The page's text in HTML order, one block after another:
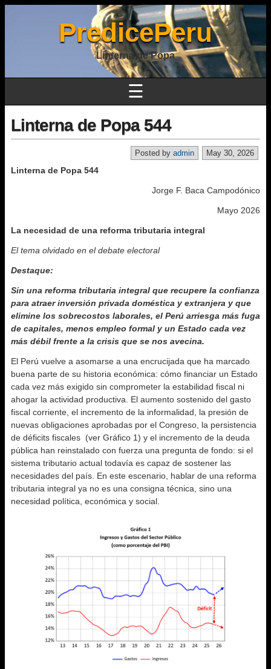
PredicePeru
Linterna de Popa
☰
Linterna de Popa 544
May 30, 2026
Posted by admin
Linterna de Popa 544
Jorge F. Baca Campodónico
Mayo 2026
La necesidad de una reforma tributaria integral
El tema olvidado en el debate electoral
Destaque:
Sin una reforma tributaria integral que recupere la confianza
para atraer inversión privada doméstica y extranjera y que
elimine los sobrecostos laborales, el Perú arriesga más fuga
de capitales, menos empleo formal y un Estado cada vez
más débil frente a la crisis que se nos avecina.
El Perú vuelve a asomarse a una encrucijada que ha marcado
buena parte de su historia económica: cómo financiar un Estado
cada vez más exigido sin comprometer la estabilidad fiscal ni
ahogar la actividad productiva. El aumento sostenido del gasto
fiscal corriente, el incremento de la informalidad, la presión de
nuevas obligaciones aprobadas por el Congreso, la persistencia
de déficits fiscales (ver Gráfico 1) y el incremento de la deuda
pública han reinstalado con fuerza una pregunta de fondo: si el
sistema tributario actual todavía es capaz de sostener las
necesidades del país. En este escenario, hablar de una reforma
tributaria integral ya no es una consigna técnica, sino una
necesidad política, económica y social.